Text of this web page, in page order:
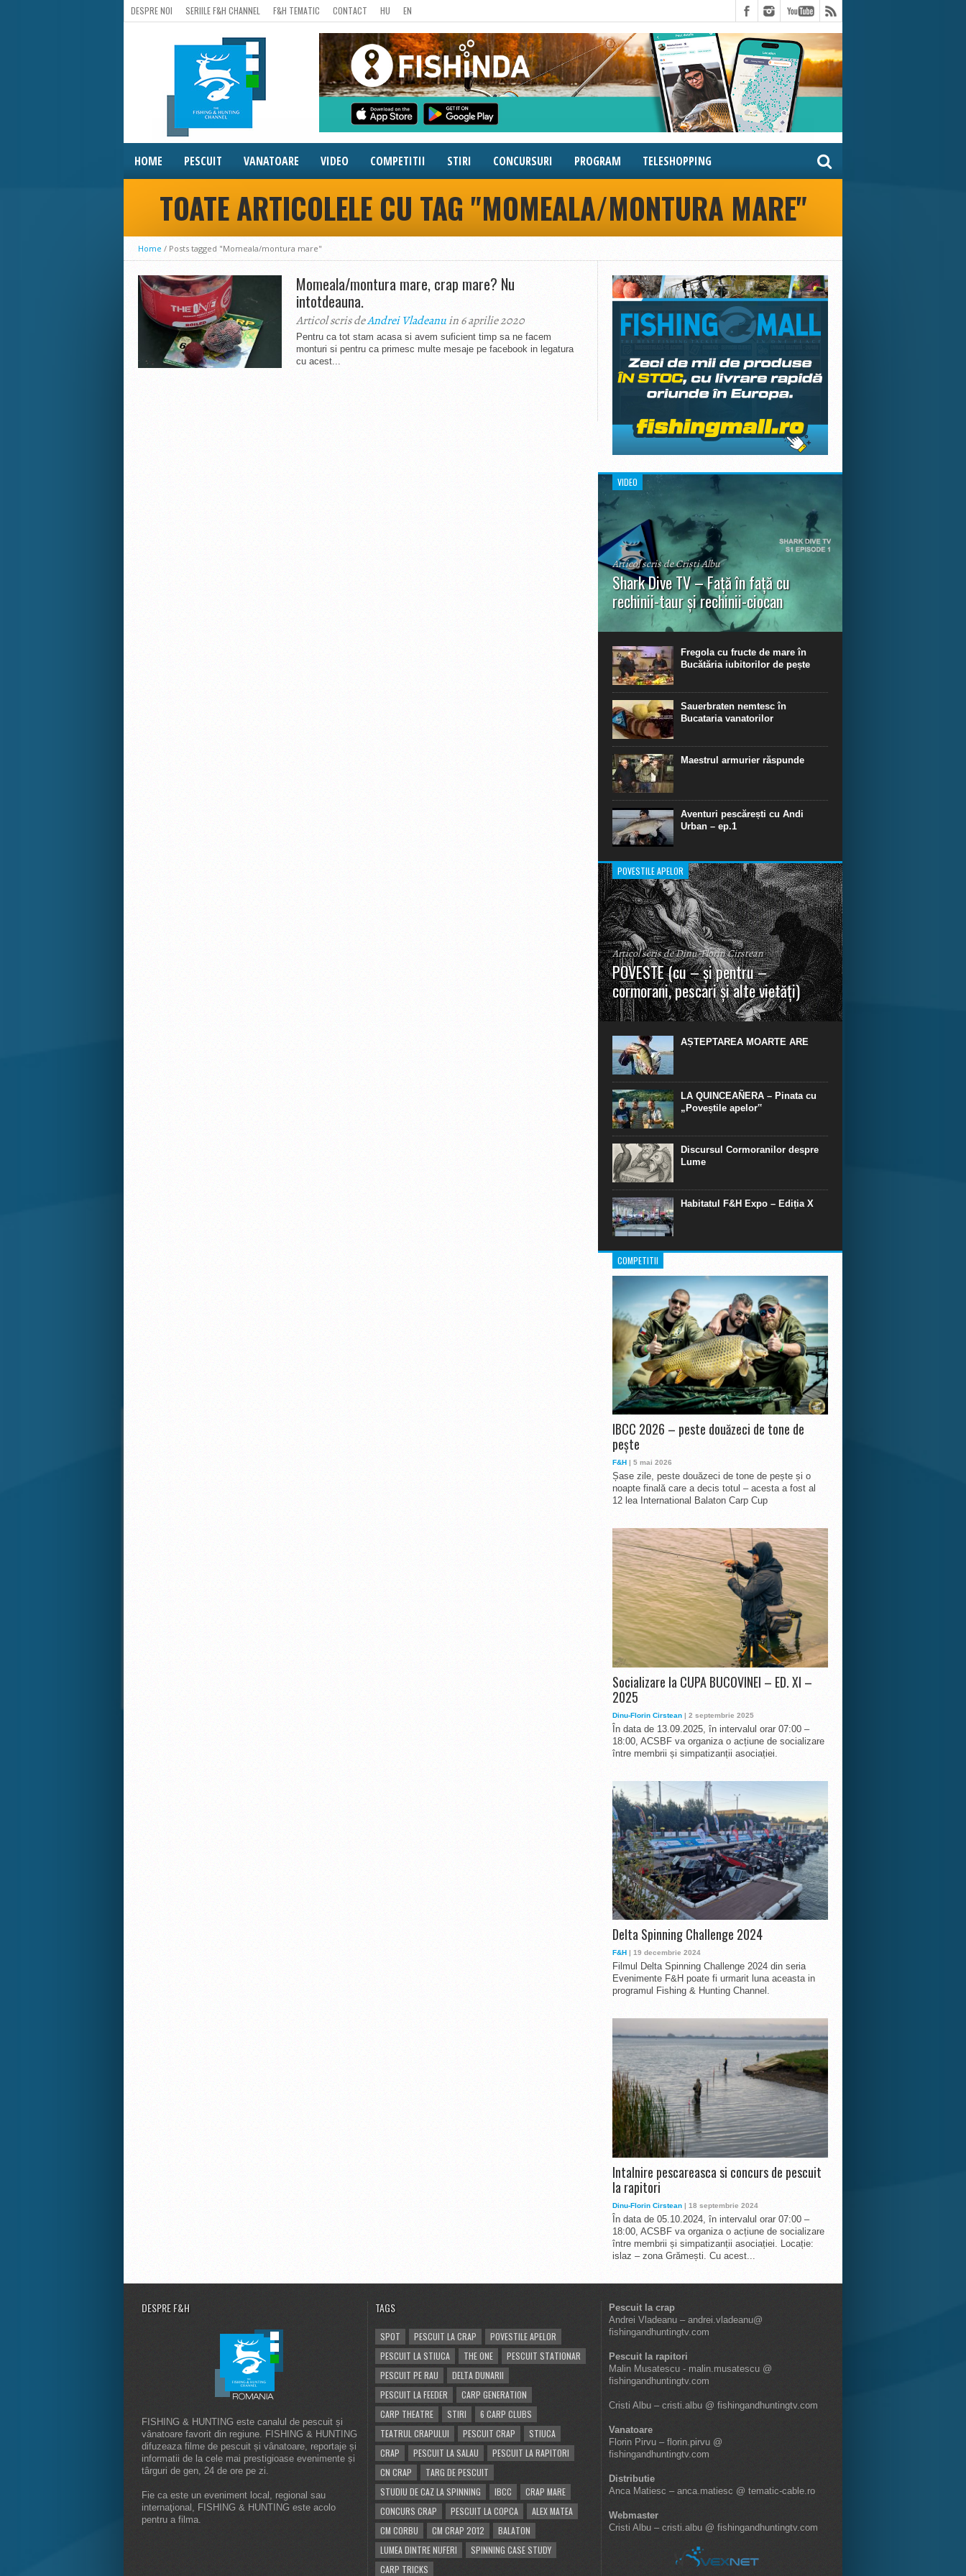
DESPRE NOI SERIILE F&H CHANNEL F&H TEMATIC CONTACT HU EN
HOME PESCUIT VANATOARE VIDEO COMPETITII STIRI CONCURSURI PROGRAM TELESHOPPING
TOATE ARTICOLELE CU TAG "MOMEALA/MONTURA MARE"
Home / Posts tagged "Momeala/montura mare"
Momeala/montura mare, crap mare? Nu
intotdeauna.
Articol scris deAndrei Vladeanuin 6 aprilie 2020
Pentru ca tot stam acasa si avem suficient timp sa ne facem
monturi si pentru ca primesc multe mesaje pe facebook in legatura
cu acest...
VIDEO
Articol scris de Cristi Albu
Shark Dive TV – Față în față cu
rechinii-taur și rechinii-ciocan
În primul episod din Shark Dive TV, telespectatorii
extraordinare de scufundare cu rechini.
Fregola cu fructe de mare în
Bucătăria iubitorilor de pește
Sauerbraten nemtesc în
Bucataria vanatorilor
Maestrul armurier răspunde
Aventuri pescărești cu Andi
Urban – ep.1
POVESTILE APELOR
Articol scris de Dinu-Florin Cirstean
POVESTE (cu – și pentru –
cormorani, pescari și alte vietăți)
”La urma urmei, cred că legendele și miturile sunt
în mare parte făcute din „adevăr”.“ R. R. Tolkien.
AȘTEPTAREA MOARTE ARE
LA QUINCEAÑERA – Pinata cu
„Poveștile apelor‟
Discursul Cormoranilor despre
Lume
Habitatul F&H Expo – Ediția X
COMPETITII
IBCC 2026 – peste douăzeci de tone de
pește
F&H | 5 mai 2026
Șase zile, peste douăzeci de tone de pește și o
noapte finală care a decis totul – acesta a fost al
12 lea International Balaton Carp Cup
Socializare la CUPA BUCOVINEI – ED. XI –
2025
Dinu-Florin Cirstean | 2 septembrie 2025
În data de 13.09.2025, în intervalul orar 07:00 –
18:00, ACSBF va organiza o acțiune de socializare
între membrii și simpatizanții asociației.
Delta Spinning Challenge 2024
F&H | 19 decembrie 2024
Filmul Delta Spinning Challenge 2024 din seria
Evenimente F&H poate fi urmarit luna aceasta in
programul Fishing & Hunting Channel.
Intalnire pescareasca si concurs de pescuit
la rapitori
Dinu-Florin Cirstean | 18 septembrie 2024
În data de 05.10.2024, în intervalul orar 07:00 –
18:00, ACSBF va organiza o acțiune de socializare
între membrii și simpatizanții asociației. Locație:
islaz – zona Grămești. Cu acest...
DESPRE F&H
FISHING & HUNTING este canalul de pescuit și
vânatoare favorit din regiune. FISHING & HUNTING
difuzeaza filme de pescuit și vânatoare, reportaje și
informatii de la cele mai prestigioase evenimente și
târguri de gen, 24 de ore pe zi.
Fie ca este un eveniment local, regional sau
internaţional, FISHING & HUNTING este acolo
pentru a filma.
TAGS
SPOT PESCUIT LA CRAP
POVESTILE APELOR
PESCUIT LA STIUCA
THE ONE
PESCUIT STATIONAR
PESCUIT PE RAU
DELTA DUNARII
PESCUIT LA FEEDER
CARP GENERATION
CARP THEATRE
STIRI
6 CARP CLUBS
TEATRUL CRAPULUI
PESCUIT CRAP
STIUCA
CRAP
PESCUIT LA SALAU
PESCUIT LA RAPITORI
CN CRAP
TARG DE PESCUIT
STUDIU DE CAZ LA SPINNING
IBCC
CRAP MARE
CONCURS CRAP
PESCUIT LA COPCA
ALEX MATEA
CM CORBU
CM CRAP 2012
BALATON
LUMEA DINTRE NUFERI
SPINNING CASE STUDY
CARP TRICKS
Pescuit la crap
Andrei Vladeanu – andrei.vladeanu@
fishingandhuntingtv.com
Pescuit la rapitori
Malin Musatescu - malin.musatescu @
fishingandhuntingtv.com
Cristi Albu – cristi.albu @ fishingandhuntingtv.com
Vanatoare
Florin Pirvu – florin.pirvu @
fishingandhuntingtv.com
Distributie
Anca Matiesc – anca.matiesc @ tematic-cable.ro
Webmaster
Cristi Albu – cristi.albu @ fishingandhuntingtv.com